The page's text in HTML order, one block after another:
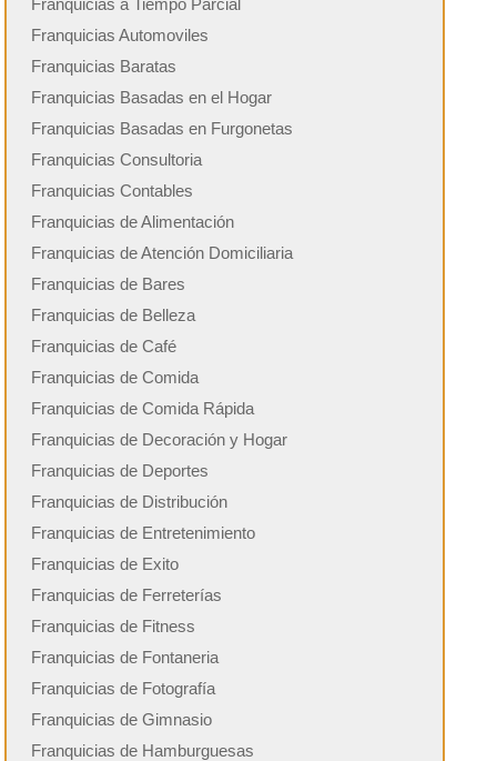
Franquicias Automoviles
Franquicias Baratas
Franquicias Basadas en el Hogar
Franquicias Basadas en Furgonetas
Franquicias Consultoria
Franquicias Contables
Franquicias de Alimentación
Franquicias de Atención Domiciliaria
Franquicias de Bares
Franquicias de Belleza
Franquicias de Café
Franquicias de Comida
Franquicias de Comida Rápida
Franquicias de Decoración y Hogar
Franquicias de Deportes
Franquicias de Distribución
Franquicias de Entretenimiento
Franquicias de Exito
Franquicias de Ferreterías
Franquicias de Fitness
Franquicias de Fontaneria
Franquicias de Fotografía
Franquicias de Gimnasio
Franquicias de Hamburguesas